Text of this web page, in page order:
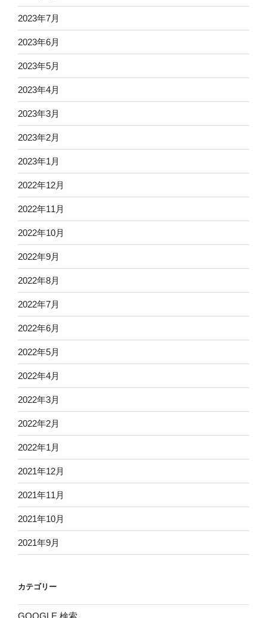
2023年7月
2023年6月
2023年5月
2023年4月
2023年3月
2023年2月
2023年1月
2022年12月
2022年11月
2022年10月
2022年9月
2022年8月
2022年7月
2022年6月
2022年5月
2022年4月
2022年3月
2022年2月
2022年1月
2021年12月
2021年11月
2021年10月
2021年9月
カテゴリー